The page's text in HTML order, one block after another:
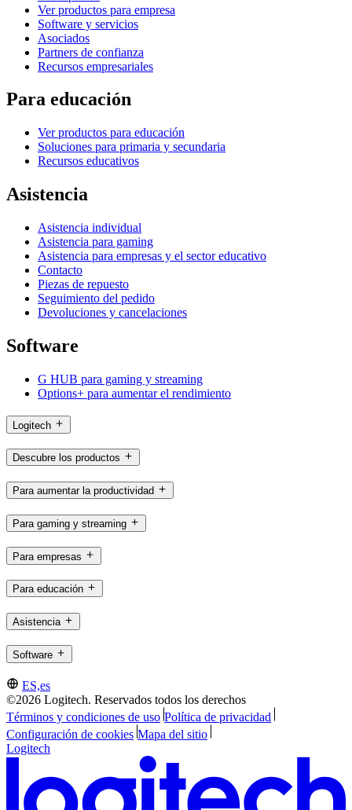
Ver productos para empresa
Software y servicios
Asociados
Partners de confianza
Recursos empresariales
Para educación
Ver productos para educación
Soluciones para primaria y secundaria
Recursos educativos
Asistencia
Asistencia individual
Asistencia para gaming
Asistencia para empresas y el sector educativo
Contacto
Piezas de repuesto
Seguimiento del pedido
Devoluciones y cancelaciones
Software
G HUB para gaming y streaming
Options+ para aumentar el rendimiento
Logitech
Descubre los productos
Para aumentar la productividad
Para gaming y streaming
Para empresas
Para educación
Asistencia
Software
ES,es
©2026 Logitech. Reservados todos los derechos
Términos y condiciones de uso Política de privacidad
Configuración de cookies Mapa del sitio
Logitech